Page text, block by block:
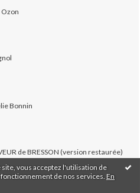
vous acceptez l'utilisation de
de nos services. En
Ozon
Bonnin
de BRESSON (version restaurée)